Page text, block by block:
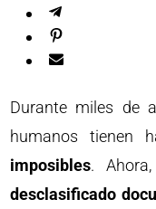
Durante miles de
humanos tienen
imposibles.
desclasificado